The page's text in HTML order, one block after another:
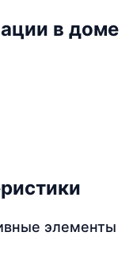
в доме
элементы